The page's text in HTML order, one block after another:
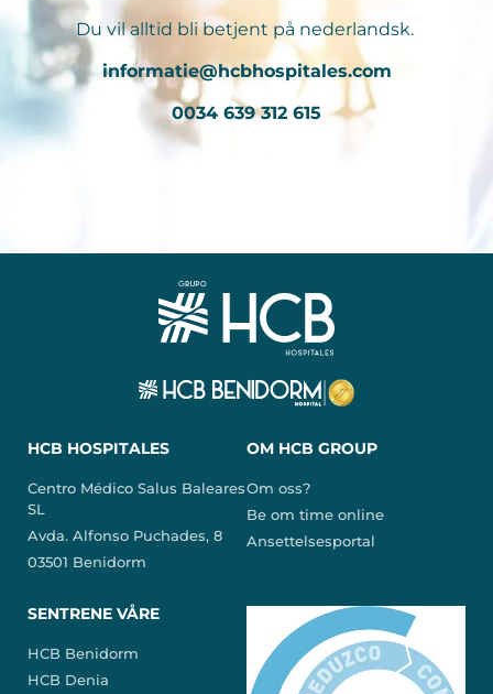
Du vil alltid bli betjent på nederlandsk.
informatie@hcbhospitales.com
0034 639 312 615
HCB HOSPITALES
Centro Médico Salus Baleares
SL
Avda. Alfonso Puchades, 8
03501 Benidorm
OM HCB GROUP
Om oss?
Be om time online
Ansettelsesportal
SENTRENE VÅRE
HCB Benidorm
HCB Denia